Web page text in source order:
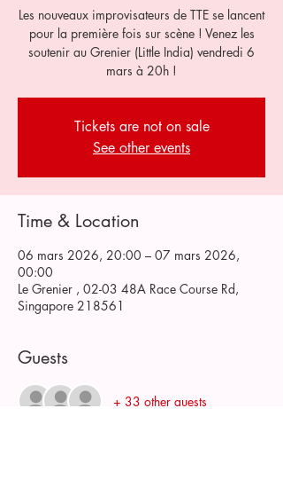
Les nouveaux improvisateurs de TTE se lancent
pour la première fois sur scène ! Venez les
soutenir au Grenier (Little India) vendredi 6
mars à 20h !
Tickets are not on sale
See other events
Time & Location
06 mars 2026, 20:00 – 07 mars 2026,
00:00
Le Grenier , 02-03 48A Race Course Rd,
Singapore 218561
Guests
+ 33 other guests